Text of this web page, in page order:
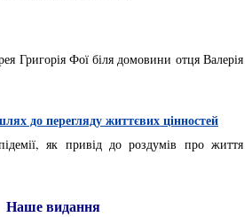
Григорія Фої біля домовини отця Валерія
до перегляду життєвих цінностей
як привід до роздумів про життя
Наше видання